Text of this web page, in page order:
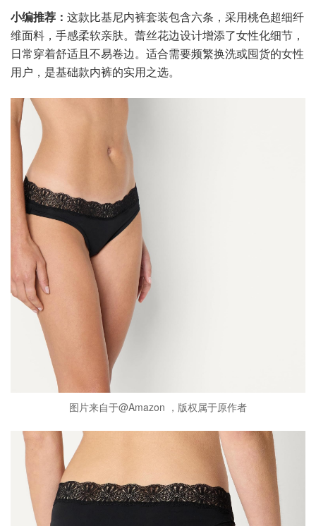
小编推荐： 这款比基尼内裤套装包含六条，采用桃色超细纤
维面料，手感柔软亲肤。蕾丝花边设计增添了女性化细节，
日常穿着舒适且不易卷边。适合需要频繁换洗或囤货的女性
用户，是基础款内裤的实用之选。
图片来自于@Amazon ，版权属于原作者